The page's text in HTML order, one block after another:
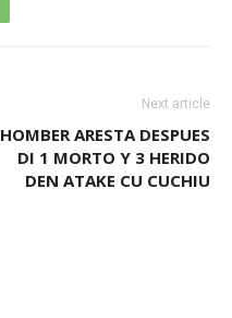
Next article
HOMBER ARESTA DESPUES
DI 1 MORTO Y 3 HERIDO
DEN ATAKE CU CUCHIU